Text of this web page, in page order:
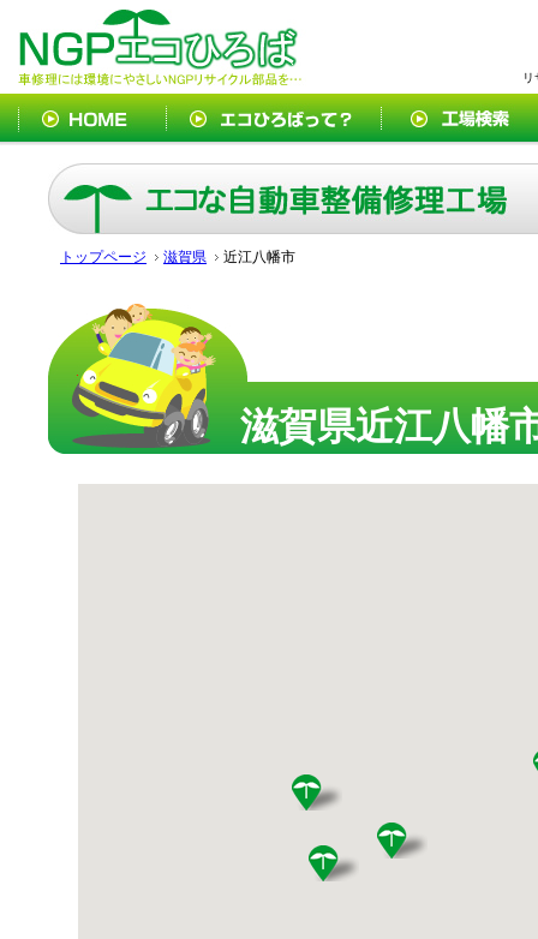
トップページ 滋賀県 近江八幡市
滋賀県近江八幡